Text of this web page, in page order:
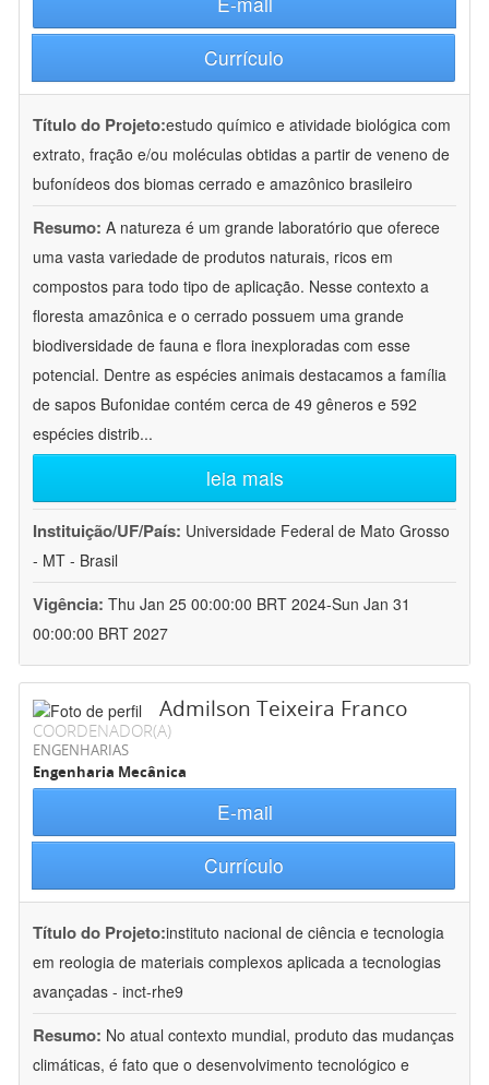
Currículo
Título do Projeto:estudo químico e atividade biológica com
extrato, fração e/ou moléculas obtidas a partir de veneno de
bufonídeos dos biomas cerrado e amazônico brasileiro
Resumo: A natureza é um grande laboratório que oferece
uma vasta variedade de produtos naturais, ricos em
compostos para todo tipo de aplicação. Nesse contexto a
floresta amazônica e o cerrado possuem uma grande
biodiversidade de fauna e flora inexploradas com esse
potencial. Dentre as espécies animais destacamos a família
de sapos Bufonidae contém cerca de 49 gêneros e 592
espécies distrib...
leia mais
Instituição/UF/País: Universidade Federal de Mato Grosso
- MT - Brasil
Vigência: Thu Jan 25 00:00:00 BRT 2024-Sun Jan 31
00:00:00 BRT 2027
Admilson Teixeira Franco
COORDENADOR(A)
ENGENHARIAS
Engenharia Mecânica
E-mail
Currículo
Título do Projeto:instituto nacional de ciência e tecnologia
em reologia de materiais complexos aplicada a tecnologias
avançadas - inct-rhe9
Resumo: No atual contexto mundial, produto das mudanças
climáticas, é fato que o desenvolvimento tecnológico e